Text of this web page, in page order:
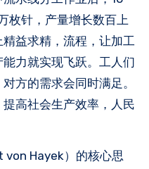
枚针，产量增长数百上
益求精，流程，让加工
力就实现飞跃。工人们
方的需求会同时满足‌。
高社会生产效率，人民
von Hayek）的核心思